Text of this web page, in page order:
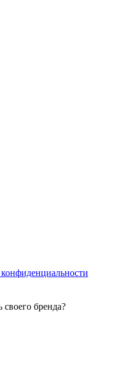
бренда?